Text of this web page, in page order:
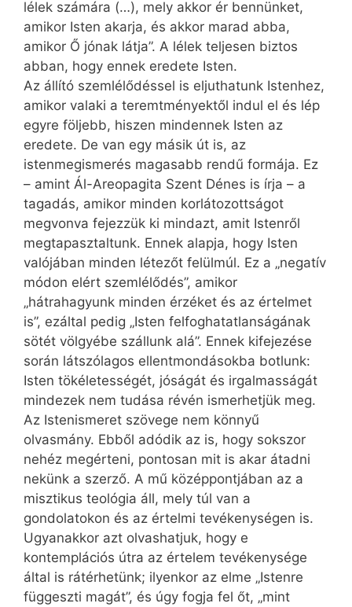
lélek számára (…), mely akkor ér bennünket,
amikor Isten akarja, és akkor marad abba,
amikor Ő jónak látja”. A lélek teljesen biztos
abban, hogy ennek eredete Isten.
Az állító szemlélődéssel is eljuthatunk Istenhez,
amikor valaki a teremtményektől indul el és lép
egyre följebb, hiszen mindennek Isten az
eredete. De van egy másik út is, az
istenmegismerés magasabb rendű formája. Ez
– amint Ál-Areopagita Szent Dénes is írja – a
tagadás, amikor minden korlátozottságot
megvonva fejezzük ki mindazt, amit Istenről
megtapasztaltunk. Ennek alapja, hogy Isten
valójában minden létezőt felülmúl. Ez a „negatív
módon elért szemlélődés”, amikor
„hátrahagyunk minden érzéket és az értelmet
is”, ezáltal pedig „Isten felfoghatatlanságának
sötét völgyébe szállunk alá”. Ennek kifejezése
során látszólagos ellentmondásokba botlunk:
Isten tökéletességét, jóságát és irgalmasságát
mindezek nem tudása révén ismerhetjük meg.
Az Istenismeret szövege nem könnyű
olvasmány. Ebből adódik az is, hogy sokszor
nehéz megérteni, pontosan mit is akar átadni
nekünk a szerző. A mű középpontjában az a
misztikus teológia áll, mely túl van a
gondolatokon és az értelmi tevékenységen is.
Ugyanakkor azt olvashatjuk, hogy e
kontemplációs útra az értelem tevékenysége
által is rátérhetünk; ilyenkor az elme „Istenre
függeszti magát”, és úgy fogja fel őt, „mint